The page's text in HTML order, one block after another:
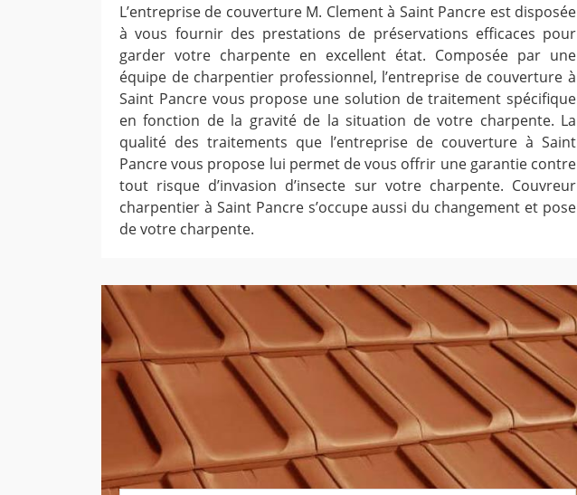
L’entreprise de couverture M. Clement à Saint Pancre est disposée
à vous fournir des prestations de préservations efficaces pour
garder votre charpente en excellent état. Composée par une
équipe de charpentier professionnel, l’entreprise de couverture à
Saint Pancre vous propose une solution de traitement spécifique
en fonction de la gravité de la situation de votre charpente. La
qualité des traitements que l’entreprise de couverture à Saint
Pancre vous propose lui permet de vous offrir une garantie contre
tout risque d’invasion d’insecte sur votre charpente. Couvreur
charpentier à Saint Pancre s’occupe aussi du changement et pose
de votre charpente.